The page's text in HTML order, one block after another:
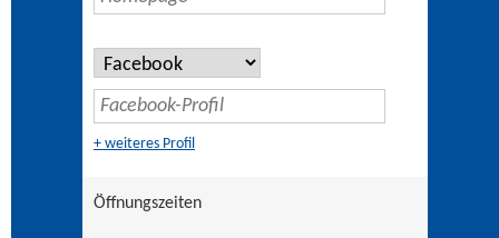
+ weiteres Profil
Öffnungszeiten